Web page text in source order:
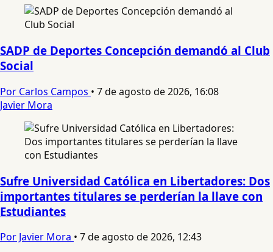
SADP de Deportes Concepción demandó al Club
Social
Por Carlos Campos • 7 de agosto de 2026, 16:08
Javier Mora
Sufre Universidad Católica en Libertadores: Dos
importantes titulares se perderían la llave con
Estudiantes
Por Javier Mora • 7 de agosto de 2026, 12:43